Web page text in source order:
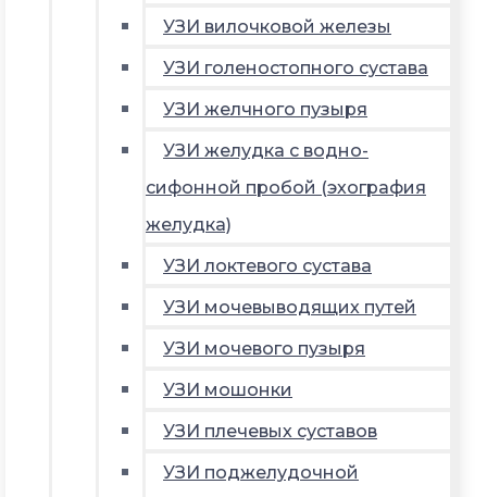
УЗИ вилочковой железы
УЗИ голеностопного сустава
УЗИ желчного пузыря
УЗИ желудка с водно-
сифонной пробой (эхография
желудка)
УЗИ локтевого сустава
УЗИ мочевыводящих путей
УЗИ мочевого пузыря
УЗИ мошонки
УЗИ плечевых суставов
УЗИ поджелудочной